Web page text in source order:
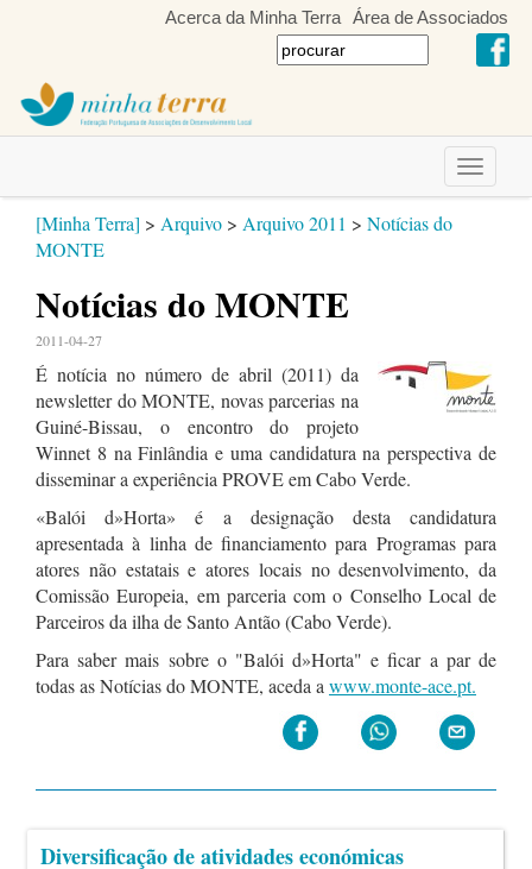
Acerca da Minha Terra Área de Associados
Toggle
[Minha Terra] > Arquivo > Arquivo 2011 > Notícias do
MONTE
Notícias do MONTE
2011-04-27
É notícia no número de abril (2011) da
newsletter do MONTE, novas parcerias na
Guiné-Bissau, o encontro do projeto
Winnet 8 na Finlândia e uma candidatura na perspectiva de
disseminar a experiência PROVE em Cabo Verde.
«Balói d»Horta» é a designação desta candidatura
apresentada à linha de financiamento para Programas para
atores não estatais e atores locais no desenvolvimento, da
Comissão Europeia, em parceria com o Conselho Local de
Parceiros da ilha de Santo Antão (Cabo Verde).
Para saber mais sobre o "Balói d»Horta" e ficar a par de
todas as Notícias do MONTE, aceda a www.monte-ace.pt.
Diversificação de atividades económicas